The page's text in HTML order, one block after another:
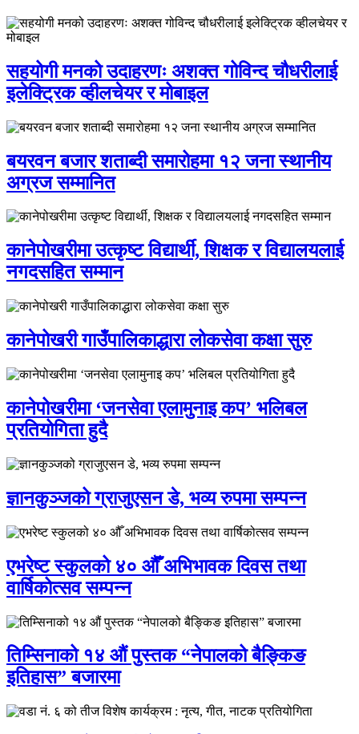
सहयोगी मनको उदाहरणः अशक्त गोविन्द चौधरीलाई
इलेक्ट्रिक व्हीलचेयर र मोबाइल
बयरवन बजार शताब्दी समारोहमा १२ जना स्थानीय
अग्रज सम्मानित
कानेपोखरीमा उत्कृष्ट विद्यार्थी, शिक्षक र विद्यालयलाई
नगदसहित सम्मान
कानेपोखरी गाउँपालिकाद्धारा लोकसेवा कक्षा सुरु
कानेपोखरीमा ‘जनसेवा एलामुनाइ कप’ भलिबल
प्रतियोगिता हुदै
ज्ञानकुञ्जको ग्राजुएसन डे, भव्य रुपमा सम्पन्न
एभरेष्ट स्कुलको ४० औँ अभिभावक दिवस तथा
वार्षिकोत्सव सम्पन्न
तिम्सिनाको १४ औं पुस्तक “नेपालको बैङ्किङ
इतिहास” बजारमा